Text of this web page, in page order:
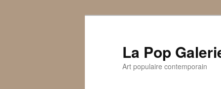
La Pop
Art populaire contemporain